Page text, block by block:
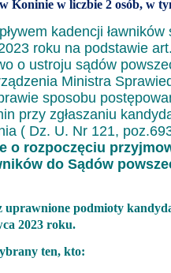
Koninie w liczbie 2 osób, w
kadencji ławników
roku na podstawie
o ustroju sądów
Ministra
sposobu
przy zgłaszaniu
( Dz. U. Nr 121,
o rozpoczęciu
do Sądów
uprawnione podmioty
2023 roku.
ten, kto: